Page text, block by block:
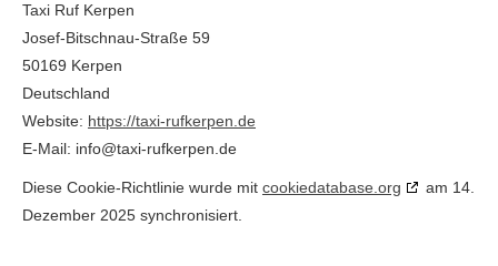
Taxi Ruf Kerpen
Josef-Bitschnau-Straße 59
50169 Kerpen
Deutschland
Website: https://taxi-rufkerpen.de
E-Mail: info@taxi-rufkerpen.de
Diese Cookie-Richtlinie wurde mit cookiedatabase.org
am 14.
Dezember 2025 synchronisiert.